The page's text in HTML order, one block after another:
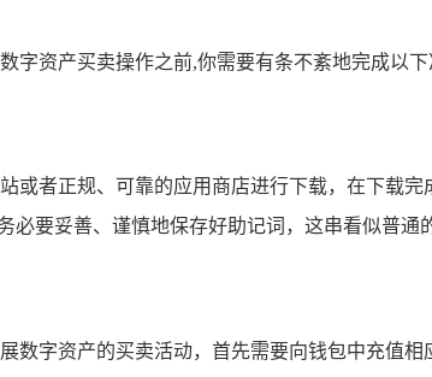
字资产买卖操作之前,你需要有条不紊地完成以下
或者正规、可靠的应用商店进行下载，在下载
必要妥善、谨慎地保存好助记词，这串看似普
数字资产的买卖活动，首先需要向钱包中充值